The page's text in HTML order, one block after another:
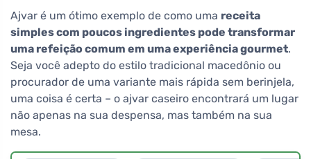
Ajvar é um ótimo exemplo de como uma receita
simples com poucos ingredientes pode transformar
uma refeição comum em uma experiência gourmet.
Seja você adepto do estilo tradicional macedônio ou
procurador de uma variante mais rápida sem berinjela,
uma coisa é certa – o ajvar caseiro encontrará um lugar
não apenas na sua despensa, mas também na sua
mesa.